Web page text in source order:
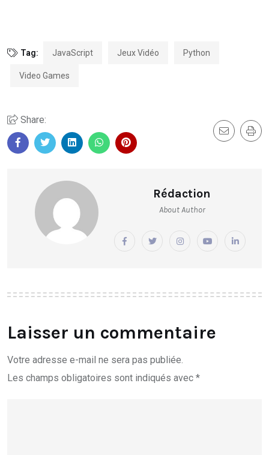
Tag: JavaScript Jeux Vidéo Python
Video Games
Share:
Rédaction
About Author
Laisser un commentaire
Votre adresse e-mail ne sera pas publiée.
Les champs obligatoires sont indiqués avec *